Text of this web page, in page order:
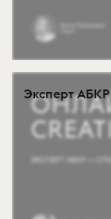
Эксперт АБКР